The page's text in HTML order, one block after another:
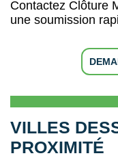
Contactez Clôture
une soumission
VILLES
PROXIMITÉ